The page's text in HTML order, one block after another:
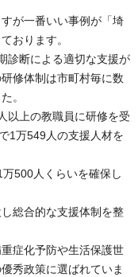
が一番いい事例が「埼
おります。
診断による適切な支援が
修体制は市町村毎に数
。
以上の教職員に研修を受
1万549人の支援人材を
500人くらいを確保し
総合的な支援体制を整
症化予防や生活保護世
秀政策に選ばれていま